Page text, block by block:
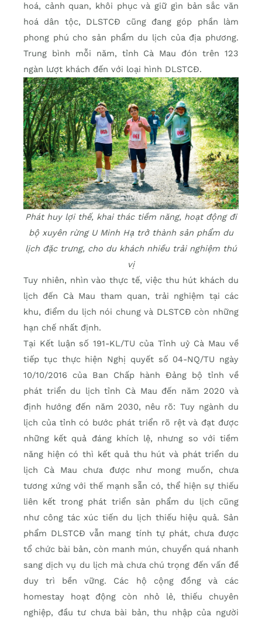
hoá, cảnh quan, khôi phục và giữ gìn bản sắc văn
hoá dân tộc, DLSTCÐ cũng đang góp phần làm
phong phú cho sản phẩm du lịch của địa phương.
Trung bình mỗi năm, tỉnh Cà Mau đón trên 123
ngàn lượt khách đến với loại hình DLSTCÐ.
Phát huy lợi thế, khai thác tiềm năng, hoạt động đi
bộ xuyên rừng U Minh Hạ trở thành sản phẩm du
lịch đặc trưng, cho du khách nhiều trải nghiệm thú
vị
Tuy nhiên, nhìn vào thực tế, việc thu hút khách du
lịch đến Cà Mau tham quan, trải nghiệm tại các
khu, điểm du lịch nói chung và DLSTCÐ còn những
hạn chế nhất định.
Tại Kết luận số 191-KL/TU của Tỉnh uỷ Cà Mau về
tiếp tục thực hiện Nghị quyết số 04-NQ/TU ngày
10/10/2016 của Ban Chấp hành Ðảng bộ tỉnh về
phát triển du lịch tỉnh Cà Mau đến năm 2020 và
định hướng đến năm 2030, nêu rõ: Tuy ngành du
lịch của tỉnh có bước phát triển rõ rệt và đạt được
những kết quả đáng khích lệ, nhưng so với tiềm
năng hiện có thì kết quả thu hút và phát triển du
lịch Cà Mau chưa được như mong muốn, chưa
tương xứng với thế mạnh sẵn có, thể hiện sự thiếu
liên kết trong phát triển sản phẩm du lịch cũng
như công tác xúc tiến du lịch thiếu hiệu quả. Sản
phẩm DLSTCÐ vẫn mang tính tự phát, chưa được
tổ chức bài bản, còn manh mún, chuyển quá nhanh
sang dịch vụ du lịch mà chưa chú trọng đến vấn đề
duy trì bền vững. Các hộ cộng đồng và các
homestay hoạt động còn nhỏ lẻ, thiếu chuyên
nghiệp, đầu tư chưa bài bản, thu nhập của người